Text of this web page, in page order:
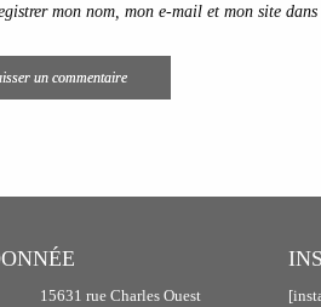
mon nom, mon e-mail et mon site
15631 rue Charles Ouest